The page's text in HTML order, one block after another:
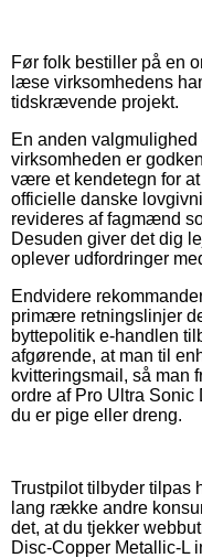
Før folk bestiller på en
læse virksomhedens
tidskrævende projekt.
En anden
virksomheden er
være et kendetegn for
officielle danske
revideres af fagmænd
Desuden giver det dig
oplever udfordringer
Endvidere
primære retningslinjer
byttepolitik e-handlen
afgørende, at man til
kvitteringsmail, så man
ordre af Pro Ultra Sonic
du er pige eller dreng.
Trustpilot tilbyder tilpas
lang række andre
det, at du tjekker
Disc-Copper Metallic-L